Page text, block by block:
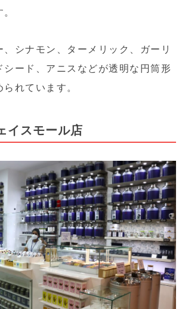
シナモン、ターメリック、ガーリ
シード、アニスなどが透明な円筒形
れています。
イスモール店